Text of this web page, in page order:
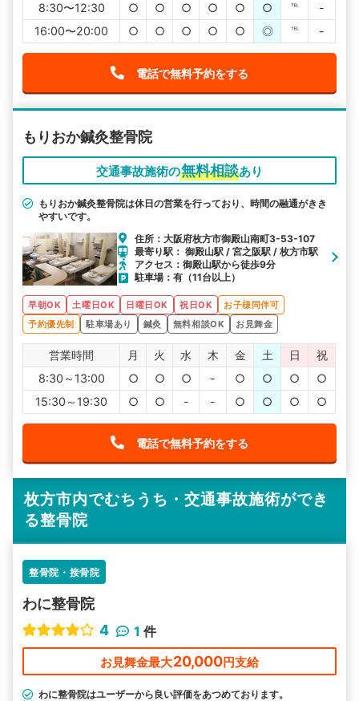
8:30〜12:30
○ ○ ○ ○ ○ ○ ℡
-
16:00〜20:00
○ ○ ○ ○ ○ ◎ ℡ -
電話で無料予約をする
もりおか鍼灸整骨院
交通事故施術の無料相談あり
もりおか鍼灸整骨院は休日の営業を行っており、時間の融通がきき
やすいです。
住所：大阪府枚方市御殿山南町3-53-107
最寄り駅： 御殿山駅 / 宮之阪駅 / 枚方市駅
アクセス：御殿山駅から徒歩9分
駐車場：有（11台以上）
早朝OK 土曜日OK 日曜日OK 祝日OK
お子様同伴可
予約優先制
駐車場あり 鍼灸 無料相談OK お見舞金
営業時間 月 火 水 木 金 土 日
祝
8:30～13:00
○ ○ ○ - ○ ○ ○
○
15:30～19:30
○ ○ - - ○ ○ ○ ○
電話で無料予約をする
枚方市内でむちうち・交通事故施術ができ
る整骨院
整骨院・接骨院
わに整骨院
4
1 件
お見舞金最大20,000円支給
わに整骨院はユーザーから良い評価をあつめております。